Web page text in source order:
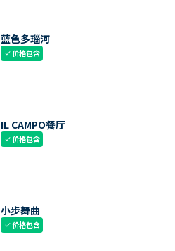
蓝色多瑙河
check价格包含
IL CAMPO餐厅
check价格包含
小步舞曲
check价格包含